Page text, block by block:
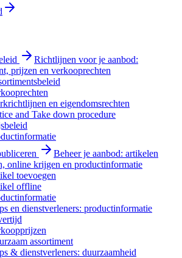
Richtlijnen voor je aanbod:
prijzen en verkooprechten
en eigendomsrechten
and Take down procedure
Beheer je aanbod: artikelen
online krijgen en productinformatie
toevoegen
offline
en dienstverleners: productinformatie
assortiment
& dienstverleners: duurzaamheid